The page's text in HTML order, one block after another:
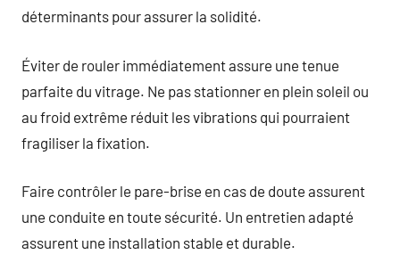
déterminants pour assurer la solidité.
Éviter de rouler immédiatement assure une tenue
parfaite du vitrage. Ne pas stationner en plein soleil ou
au froid extrême réduit les vibrations qui pourraient
fragiliser la fixation.
Faire contrôler le pare-brise en cas de doute assurent
une conduite en toute sécurité. Un entretien adapté
assurent une installation stable et durable.